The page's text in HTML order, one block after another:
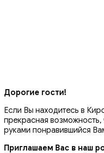
Дорогие гости!
Если Вы находитесь в
прекрасная возможность,
руками понравившийся
Приглашаем Вас в наш